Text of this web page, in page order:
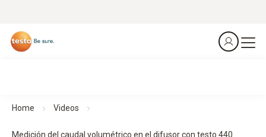
Home Videos
Medición del caudal volumétrico en el difusor con testo 440